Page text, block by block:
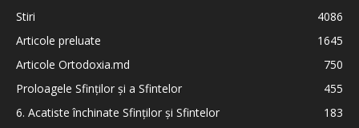
Stiri
4086
Articole preluate
1645
Articole Ortodoxia.md
750
Proloagele Sfinților și a Sfintelor
455
6. Acatiste închinate Sfinților și Sfintelor
183